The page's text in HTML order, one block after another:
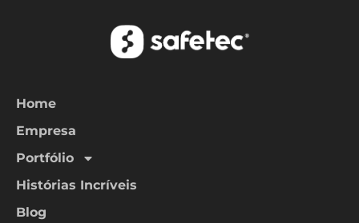
Home
Empresa
Portfólio
Histórias Incríveis
Blog